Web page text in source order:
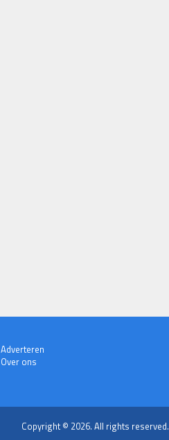
Adverteren
Over ons
Copyright © 2026. All rights reserved.